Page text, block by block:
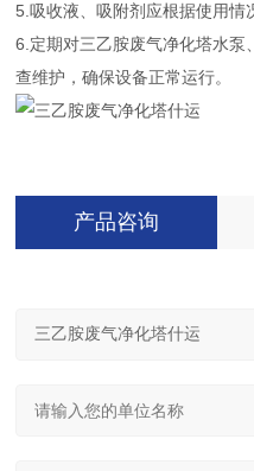
5.吸收液、吸附剂应根据使用情
6.定期对三乙胺废气净化塔水泵
查维护，确保设备正常运行。
产品咨询